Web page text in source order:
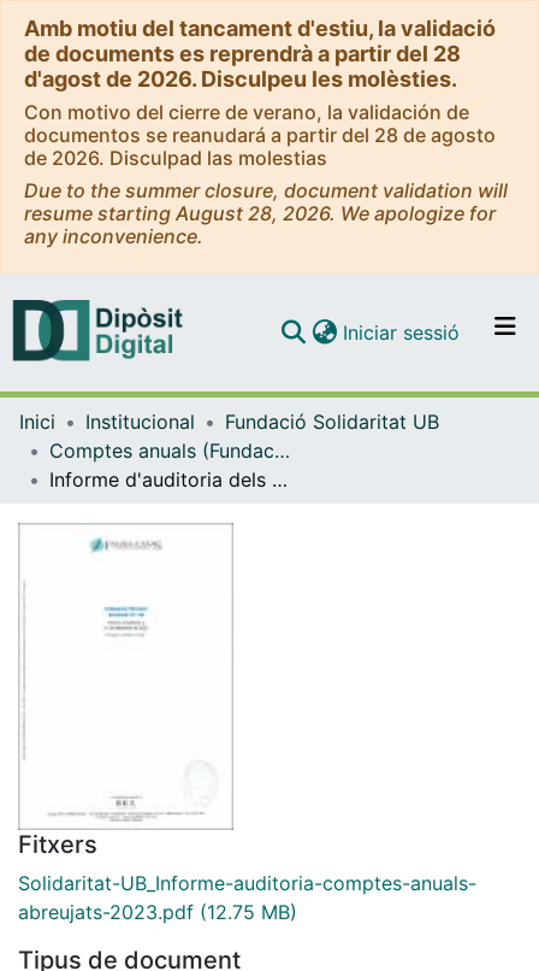
Amb motiu del tancament d'estiu, la validació
de documents es reprendrà a partir del 28
d'agost de 2026. Disculpeu les molèsties.
Con motivo del cierre de verano, la validación de
documentos se reanudará a partir del 28 de agosto
de 2026. Disculpad las molestias
Due to the summer closure, document validation will
resume starting August 28, 2026. We apologize for
any inconvenience.
Navega per tot el DD
Com publicar
Iniciar sessió (current)
Inici Institucional
Fundació Solidaritat UB
Comptes anuals (Fundació Solidaritat UB)
Informe d'auditoria dels comptes anuals abreujats 2023
Fitxers
Solidaritat-UB_Informe-auditoria-comptes-anuals-
abreujats-2023.pdf (12.75 MB)
Tipus de document